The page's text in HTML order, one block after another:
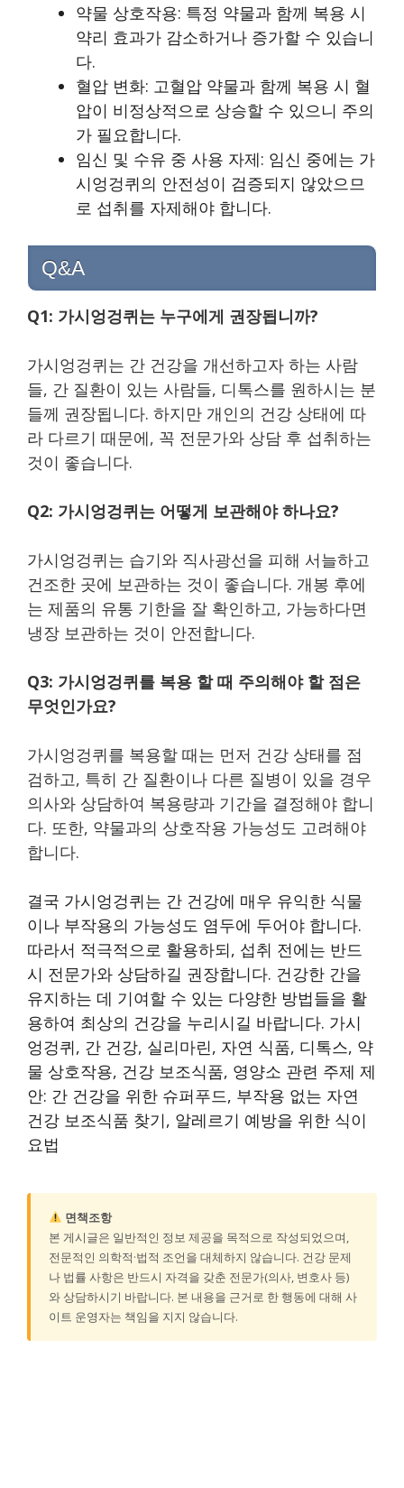
약물 상호작용: 특정 약물과 함께 복용 시
약리 효과가 감소하거나 증가할 수 있습니
다.
혈압 변화: 고혈압 약물과 함께 복용 시 혈
압이 비정상적으로 상승할 수 있으니 주의
가 필요합니다.
임신 및 수유 중 사용 자제: 임신 중에는 가
시엉겅퀴의 안전성이 검증되지 않았으므
로 섭취를 자제해야 합니다.
Q&A
Q1: 가시엉겅퀴는 누구에게 권장됩니까?
가시엉겅퀴는 간 건강을 개선하고자 하는 사람
들, 간 질환이 있는 사람들, 디톡스를 원하시는 분
들께 권장됩니다. 하지만 개인의 건강 상태에 따
라 다르기 때문에, 꼭 전문가와 상담 후 섭취하는
것이 좋습니다.
Q2: 가시엉겅퀴는 어떻게 보관해야 하나요?
가시엉겅퀴는 습기와 직사광선을 피해 서늘하고
건조한 곳에 보관하는 것이 좋습니다. 개봉 후에
는 제품의 유통 기한을 잘 확인하고, 가능하다면
냉장 보관하는 것이 안전합니다.
Q3: 가시엉겅퀴를 복용 할 때 주의해야 할 점은
무엇인가요?
가시엉겅퀴를 복용할 때는 먼저 건강 상태를 점
검하고, 특히 간 질환이나 다른 질병이 있을 경우
의사와 상담하여 복용량과 기간을 결정해야 합니
다. 또한, 약물과의 상호작용 가능성도 고려해야
합니다.
결국 가시엉겅퀴는 간 건강에 매우 유익한 식물
이나 부작용의 가능성도 염두에 두어야 합니다.
따라서 적극적으로 활용하되, 섭취 전에는 반드
시 전문가와 상담하길 권장합니다. 건강한 간을
유지하는 데 기여할 수 있는 다양한 방법들을 활
용하여 최상의 건강을 누리시길 바랍니다. 가시
엉겅퀴, 간 건강, 실리마린, 자연 식품, 디톡스, 약
물 상호작용, 건강 보조식품, 영양소 관련 주제 제
안: 간 건강을 위한 슈퍼푸드, 부작용 없는 자연
건강 보조식품 찾기, 알레르기 예방을 위한 식이
요법
면책조항
본 게시글은 일반적인 정보 제공을 목적으로 작성되었으며,
전문적인 의학적·법적 조언을 대체하지 않습니다. 건강 문제
나 법률 사항은 반드시 자격을 갖춘 전문가(의사, 변호사 등)
와 상담하시기 바랍니다. 본 내용을 근거로 한 행동에 대해 사
이트 운영자는 책임을 지지 않습니다.